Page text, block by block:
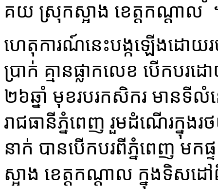
គយ ស្រុក​ស្អាង ខេត្ត​កណ្ដាល
ហេតុការណ៍​នេះ​បង្កឡើង​ដោ
ប្រាក់ គ្មាន​ផ្លាកលេខ បើក
២៦​ឆ្នាំ មុខរបរ​កសិករ មាន​ទី
រាជធានី​ភ្នំពេញ រួម​ដំណើរ​ក្នុង​
នាក់ បាន​បើកបរ​ពី​ភ្នំពេញ មក​
ស្អាង ខេត្ត​កណ្ដាល ក្នុង​ទិស